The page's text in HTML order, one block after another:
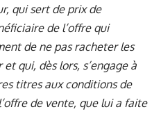
qui sert de prix de
de l’offre qui
de ne pas racheter les
qui, dès lors, s’engage à
titres aux conditions de
de vente, que lui a faite